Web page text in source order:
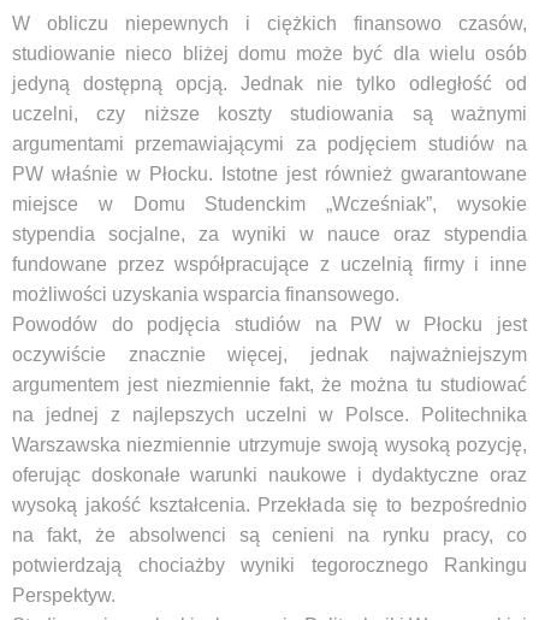
W obliczu niepewnych i ciężkich finansowo czasów,
studiowanie nieco bliżej domu może być dla wielu osób
jedyną dostępną opcją. Jednak nie tylko odległość od
uczelni, czy niższe koszty studiowania są ważnymi
argumentami przemawiającymi za podjęciem studiów na
PW właśnie w Płocku. Istotne jest również gwarantowane
miejsce w Domu Studenckim „Wcześniak”, wysokie
stypendia socjalne, za wyniki w nauce oraz stypendia
fundowane przez współpracujące z uczelnią firmy i inne
możliwości uzyskania wsparcia finansowego.
Powodów do podjęcia studiów na PW w Płocku jest
oczywiście znacznie więcej, jednak najważniejszym
argumentem jest niezmiennie fakt, że można tu studiować
na jednej z najlepszych uczelni w Polsce. Politechnika
Warszawska niezmiennie utrzymuje swoją wysoką pozycję,
oferując doskonałe warunki naukowe i dydaktyczne oraz
wysoką jakość kształcenia. Przekłada się to bezpośrednio
na fakt, że absolwenci są cenieni na rynku pracy, co
potwierdzają chociażby wyniki tegorocznego Rankingu
Perspektyw.